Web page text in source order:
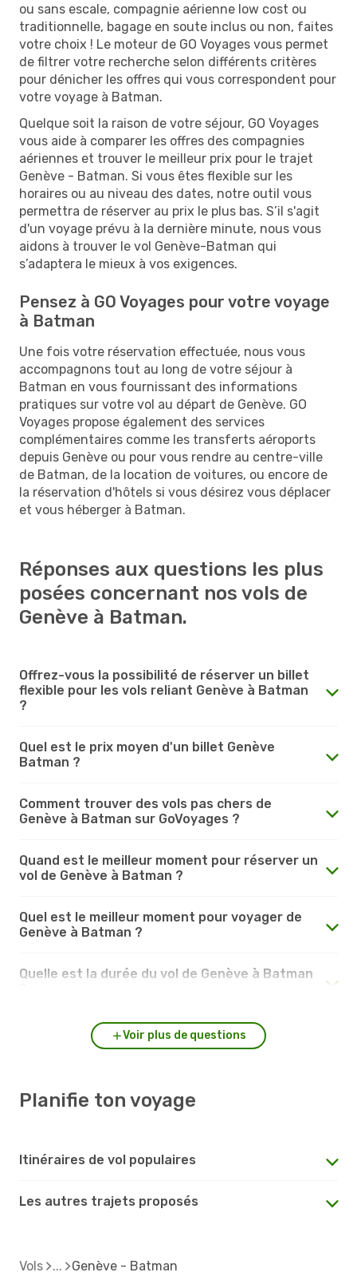
ou sans escale, compagnie aérienne low cost ou
traditionnelle, bagage en soute inclus ou non, faites
votre choix ! Le moteur de GO Voyages vous permet
de filtrer votre recherche selon différents critères
pour dénicher les offres qui vous correspondent pour
votre voyage à Batman.
Quelque soit la raison de votre séjour, GO Voyages
vous aide à comparer les offres des compagnies
aériennes et trouver le meilleur prix pour le trajet
Genève - Batman. Si vous êtes flexible sur les
horaires ou au niveau des dates, notre outil vous
permettra de réserver au prix le plus bas. S’il s'agit
d'un voyage prévu à la dernière minute, nous vous
aidons à trouver le vol Genève-Batman qui
s’adaptera le mieux à vos exigences.
Pensez à GO Voyages pour votre voyage
à Batman
Une fois votre réservation effectuée, nous vous
accompagnons tout au long de votre séjour à
Batman en vous fournissant des informations
pratiques sur votre vol au départ de Genève. GO
Voyages propose également des services
complémentaires comme les transferts aéroports
depuis Genève ou pour vous rendre au centre-ville
de Batman, de la location de voitures, ou encore de
la réservation d'hôtels si vous désirez vous déplacer
et vous héberger à Batman.
Réponses aux questions les plus
posées concernant nos vols de
Genève à Batman.
Offrez-vous la possibilité de réserver un billet
flexible pour les vols reliant Genève à Batman
?
Quel est le prix moyen d'un billet Genève
Batman ?
Comment trouver des vols pas chers de
Genève à Batman sur GoVoyages ?
Quand est le meilleur moment pour réserver un
vol de Genève à Batman ?
Quel est le meilleur moment pour voyager de
Genève à Batman ?
Quelle est la durée du vol de Genève à Batman
Voir plus de questions
Planifie ton voyage
Itinéraires de vol populaires
Les autres trajets proposés
Vols Genève - Batman